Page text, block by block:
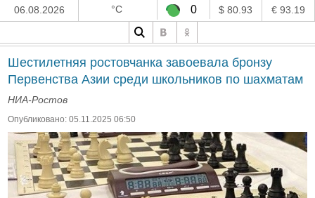
06.08.2026 °C 0 $ 80.93 € 93.19
Шестилетняя ростовчанка завоевала бронзу
Первенства Азии среди школьников по шахматам
НИА-Ростов
Опубликовано: 05.11.2025 06:50